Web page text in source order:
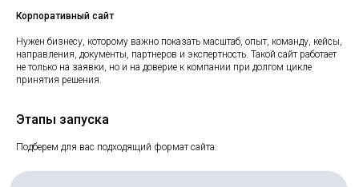
Корпоративный сайт
Нужен бизнесу, которому важно показать масштаб, опыт, команду, кейсы,
направления, документы, партнеров и экспертность. Такой сайт работает
не только на заявки, но и на доверие к компании при долгом цикле
принятия решения.
Этапы запуска
Подберем для вас подходящий формат сайта: